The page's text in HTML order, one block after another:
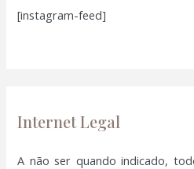
s
r
[instagram-feed]
Internet Legal
A não ser quando indicado,